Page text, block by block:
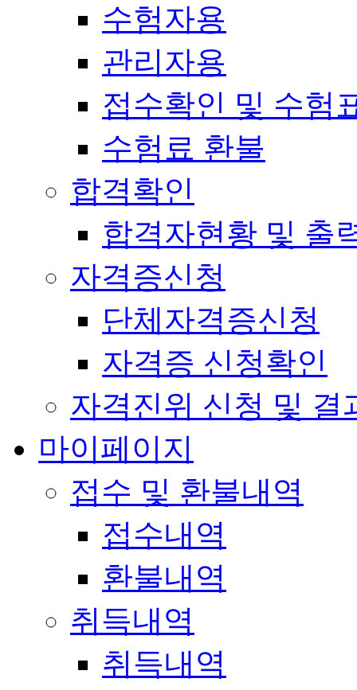
수험자용
관리자용
접수확인 및 수험
수험료 환불
합격확인
합격자현황 및 출
자격증신청
단체자격증신청
자격증 신청확인
자격진위 신청 및 결
마이페이지
접수 및 환불내역
접수내역
환불내역
취득내역
취득내역